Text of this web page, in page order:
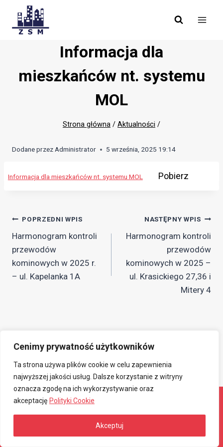
Cenimy prywatność użytkowników
Ta strona używa plików cookie w celu zapewnienia
najwyższej jakości usług. Dalsze korzystanie z witryny
oznacza zgodę na ich wykorzystywanie oraz
akceptację Polityki Cookie
Akceptuj
content
Informacja dla
mieszkańców nt. systemu
MOL
Strona główna / Aktualności /
Dodane przezAdministrator 5 września, 2025 19:14
Informacja dla mieszkańców nt. systemu MOL Pobierz
Nawigacja
wpisu
POPRZEDNI WPIS
Harmonogram kontroli
przewodów
kominowych w 2025 r.
– ul. Kapelanka 1A
NASTĘPNY WPIS
Harmonogram kontroli
przewodów
kominowych w 2025 –
ul. Krasickiego 27,36 i
Mitery 4
© 2026 Związkowa Spółdzielnia Mieszkaniowa